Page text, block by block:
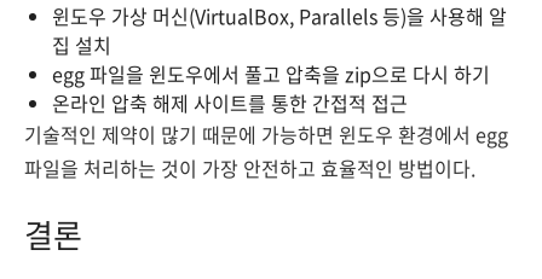
윈도우 가상 머신(VirtualBox, Parallels 등)을 사용해 알
집 설치
egg 파일을 윈도우에서 풀고 압축을 zip으로 다시 하기
온라인 압축 해제 사이트를 통한 간접적 접근
기술적인 제약이 많기 때문에 가능하면 윈도우 환경에서 egg
파일을 처리하는 것이 가장 안전하고 효율적인 방법이다.
결론